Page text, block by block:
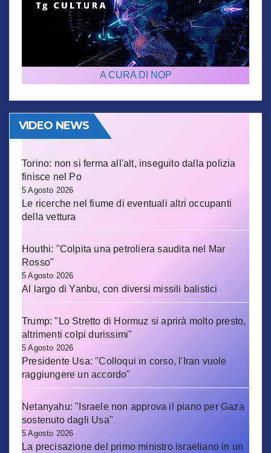
A CURA DI NOP
VIDEO NEWS
Torino: non si ferma all'alt, inseguito dalla polizia
finisce nel Po
5 Agosto 2026
Le ricerche nel fiume di eventuali altri occupanti
della vettura
Houthi: "Colpita una petroliera saudita nel Mar
Rosso"
5 Agosto 2026
Al largo di Yanbu, con diversi missili balistici
Trump: "Lo Stretto di Hormuz si aprirà molto presto,
altrimenti colpi durissimi"
5 Agosto 2026
Presidente Usa: "Colloqui in corso, l'Iran vuole
raggiungere un accordo"
Netanyahu: "Israele non approva il piano per Gaza
sostenuto dagli Usa"
5 Agosto 2026
La precisazione del primo ministro israeliano in un